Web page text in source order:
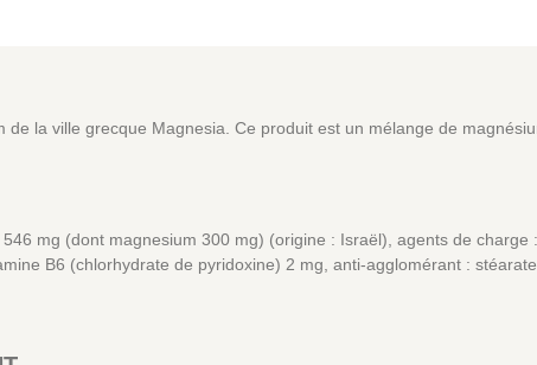
la ville grecque Magnesia. Ce produit est un mélange de
mg (dont magnesium 300 mg) (origine : Israël), agents de charge
B6 (chlorhydrate de pyridoxine) 2 mg, anti-agglomérant :